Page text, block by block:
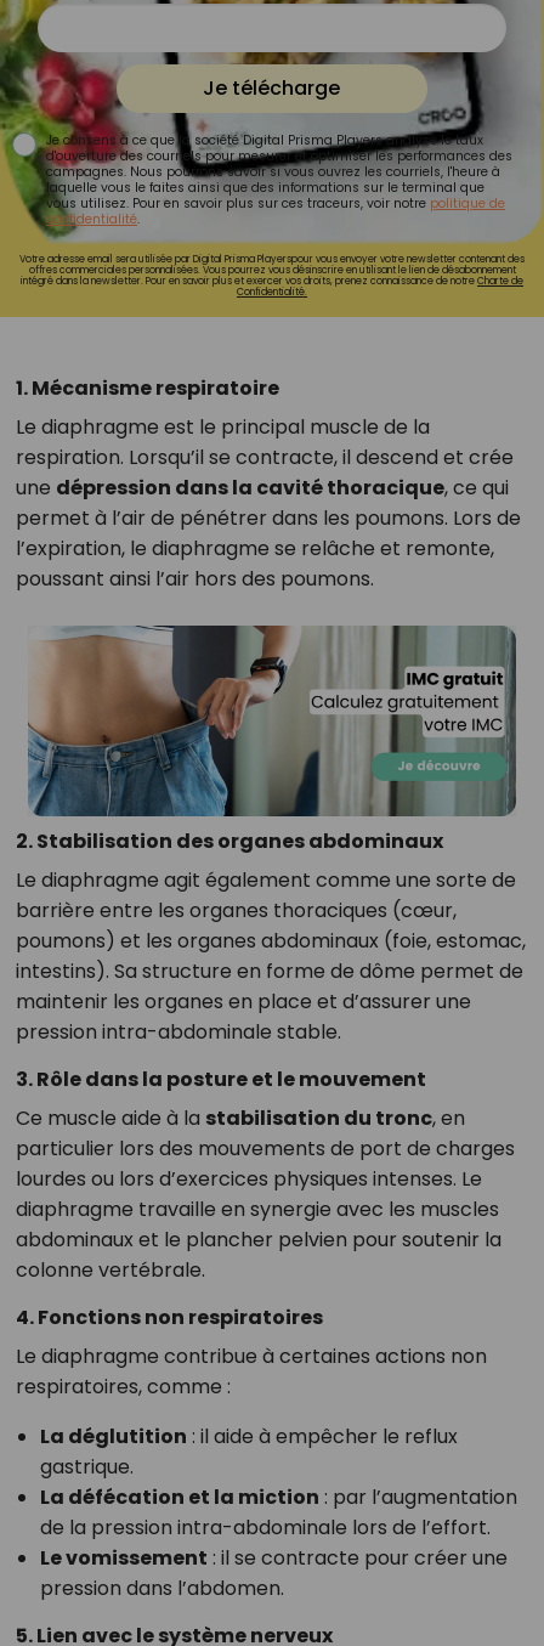
Je télécharge
Je consens à ce que la société Digital Prisma Players analyse le taux
d'ouverture des courriels pour mesurer et optimiser les performances des
campagnes. Nous pourrons savoir si vous ouvrez les courriels, l'heure à
laquelle vous le faites ainsi que des informations sur le terminal que
vous utilisez. Pour en savoir plus sur ces traceurs, voir notre politique de
confidentialité.
Votre adresse email sera utilisée par Digital Prisma Playerspour vous envoyer votre newsletter contenant des
offres commerciales personnalisées. Vous pourrez vous désinscrire en utilisant le lien de désabonnement
intégré dans la newsletter. Pour en savoir plus et exercer vos droits, prenez connaissance de notreCharte de
Confidentialité.
1. Mécanisme respiratoire
Le diaphragme est le principal muscle de la
respiration. Lorsqu’il se contracte, il descend et crée
une dépression dans la cavité thoracique, ce qui
permet à l’air de pénétrer dans les poumons. Lors de
l’expiration, le diaphragme se relâche et remonte,
poussant ainsi l’air hors des poumons.
2. Stabilisation des organes abdominaux
Le diaphragme agit également comme une sorte de
barrière entre les organes thoraciques (cœur,
poumons) et les organes abdominaux (foie, estomac,
intestins). Sa structure en forme de dôme permet de
maintenir les organes en place et d’assurer une
pression intra-abdominale stable.
3. Rôle dans la posture et le mouvement
Ce muscle aide à la stabilisation du tronc, en
particulier lors des mouvements de port de charges
lourdes ou lors d’exercices physiques intenses. Le
diaphragme travaille en synergie avec les muscles
abdominaux et le plancher pelvien pour soutenir la
colonne vertébrale.
4. Fonctions non respiratoires
Le diaphragme contribue à certaines actions non
respiratoires, comme :
La déglutition : il aide à empêcher le reflux
gastrique.
La défécation et la miction : par l’augmentation
de la pression intra-abdominale lors de l’effort.
Le vomissement : il se contracte pour créer une
pression dans l’abdomen.
5. Lien avec le système nerveux